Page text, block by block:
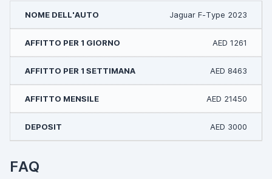
Jaguar F-Type 2023
AED 1261
AED 8463
AED 21450
AED 3000
FAQ